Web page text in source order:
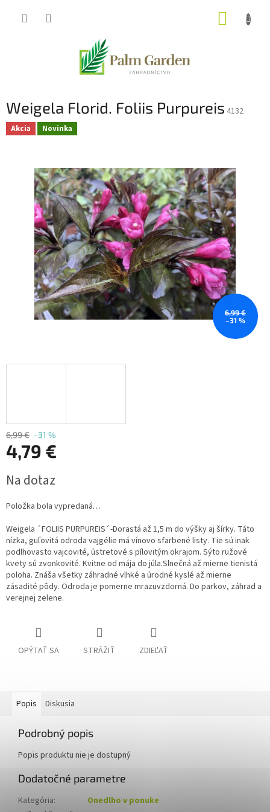
Weigela Florid. Foliis Purpureis 4132
Akcia Novinka
6,99 €
–31 %
6,99 € –31 %
4,79 €
cena:
Na dotaz
Položka bola vypredaná…
Weigela ´FOLIIS PURPUREIS´-Dorastá až 1,5 m do výšky aj šírky. Táto
nízka, guľovitá odroda vajgélie má vínovo sfarbené listy. Tie sú inak
podlhovasto vajcovité, ústretové s pílovitým okrajom. Sýto ružové
kvety sú zvonkovité. Kvitne od mája do júla.Slnečná až mierne tienistá
poloha. Znáša všetky záhradné vlhké a úrodné kyslé až mierne
zásadité pôdy. Odroda je pomerne mrazuvzdorná. Do parkov, záhrad a
verejnej zelene.
OPÝTAŤ SA STRÁŽIŤ ZDIEĽAŤ
Popis Diskusia
Podrobný popis
Popis produktu nie je dostupný
Dodatočné parametre
Kategória:
Onedlho v ponuke